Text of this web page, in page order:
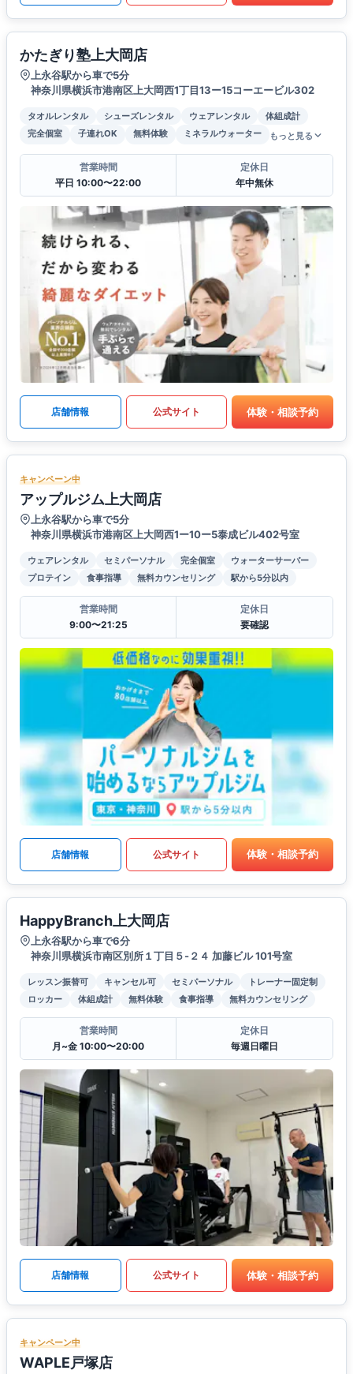
かたぎり塾上大岡店
上永谷駅から車で5分
神奈川県横浜市港南区上大岡西1丁目13ー15コーエービル302
タオルレンタル シューズレンタル ウェアレンタル
体組成計
完全個室
子連れOK 無料体験 ミネラルウォーター もっと見る
営業時間
平日 10:00〜22:00
定休日
年中無休
店舗情報 公式サイト 体験・相談予約
キャンペーン中
アップルジム上大岡店
上永谷駅から車で5分
神奈川県横浜市港南区上大岡西1ー10ー5泰成ビル402号室
ウェアレンタル セミパーソナル 完全個室
ウォーターサーバー
プロテイン
食事指導 無料カウンセリング 駅から5分以内
営業時間
9:00〜21:25
定休日
要確認
店舗情報 公式サイト 体験・相談予約
HappyBranch上大岡店
上永谷駅から車で6分
神奈川県横浜市南区別所１丁目５-２４ 加藤ビル 101号室
レッスン振替可 キャンセル可 セミパーソナル
トレーナー固定制
ロッカー
体組成計 無料体験 食事指導 無料カウンセリング
営業時間
月~金 10:00〜20:00
定休日
毎週日曜日
店舗情報 公式サイト 体験・相談予約
キャンペーン中
WAPLE戸塚店